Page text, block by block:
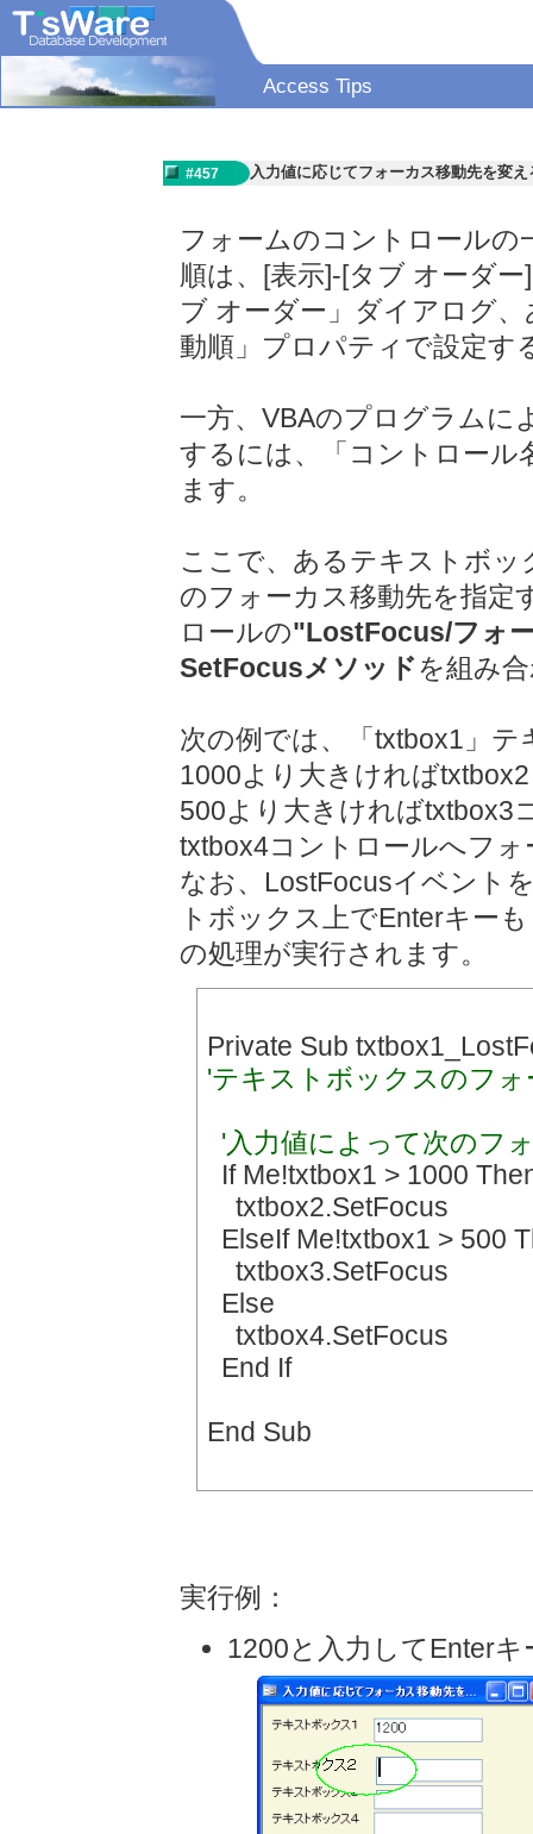
Access Tips
#457 入力値に応じてフォーカス移動先を変え
フォームのコントロールの
順は、[表示]-[タブ オーダ
ブ オーダー」ダイアログ
動順」プロパティで設定す
一方、VBAのプログラムに
するには、「コントロール
ます。
ここで、あるテキストボ
のフォーカス移動先を指定
ロールの"LostFocus/フォ
SetFocusメソッドを組み
次の例では、「txtbox1」
1000より大きければ
500より大きければtxtbox3
txtbox4コントロールへフ
なお、LostFocusイベント
トボックス上でEnterキー
の処理が実行されます。
Private Sub
'テキストボックスのフォ
'入力値によって次のフ
If Me!txtbox1 > 1000
txtbox2.SetFocus
ElseIf Me!txtbox1 > 500
txtbox3.SetFocus
Else
txtbox4.SetFocus
End If
End Sub
実行例：
1200と入力してEnter